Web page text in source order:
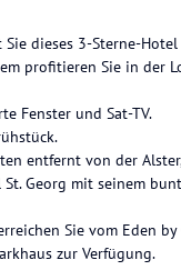
dieses 3-Sterne-
profitieren Sie in der
Fenster und Sat-TV.
entfernt von der
Georg mit seinem
Sie vom Eden